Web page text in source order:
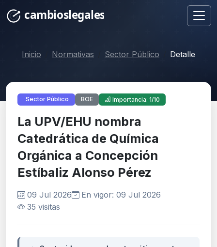
Inicio Normativas Sector Público Detalle
Sector Público BOE Importancia: 1/10
La UPV/EHU nombra
Catedrática de Química
Orgánica a Concepción
Estíbaliz Alonso Pérez
09 Jul 2026
En vigor: 09 Jul 2026
35 visitas